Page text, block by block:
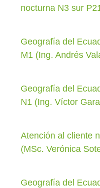
nocturna N3 sur
Geografía del
M1 (Ing. Andrés
Geografía del
N1 (Ing. Víctor
Atención al cliente
(MSc. Verónica
Geografía del